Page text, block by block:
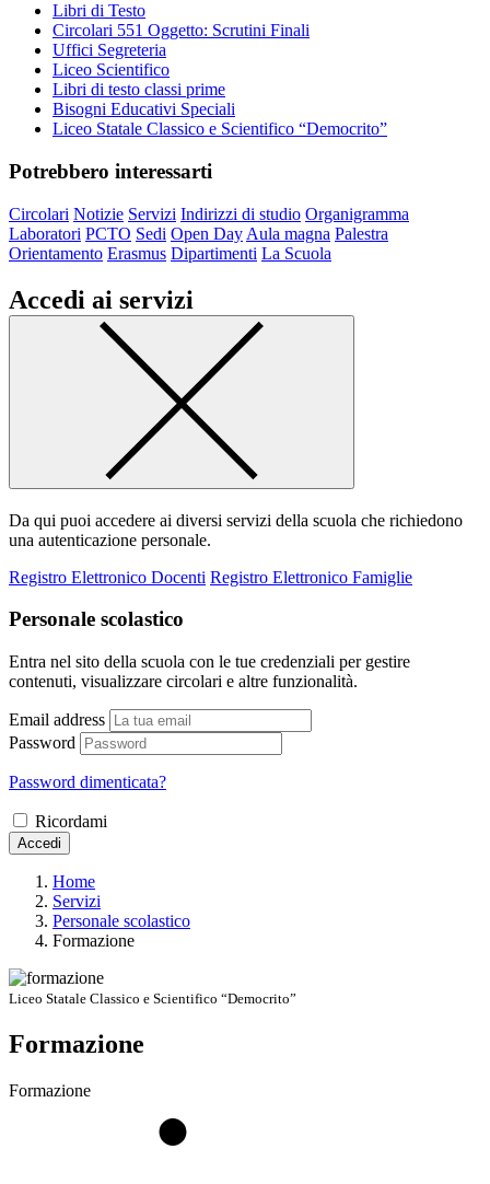
Libri di Testo
Circolari 551 Oggetto: Scrutini Finali
Uffici Segreteria
Liceo Scientifico
Libri di testo classi prime
Bisogni Educativi Speciali
Liceo Statale Classico e Scientifico “Democrito”
Potrebbero interessarti
Circolari Notizie Servizi Indirizzi di studio Organigramma
Laboratori PCTO Sedi Open Day Aula magna Palestra
Orientamento Erasmus Dipartimenti La Scuola
Accedi ai servizi
Da qui puoi accedere ai diversi servizi della scuola che richiedono
una autenticazione personale.
Registro Elettronico Docenti Registro Elettronico Famiglie
Personale scolastico
Entra nel sito della scuola con le tue credenziali per gestire
contenuti, visualizzare circolari e altre funzionalità.
Email address
Password
Password dimenticata?
Ricordami
Accedi
Home
Servizi
Personale scolastico
Formazione
Liceo Statale Classico e Scientifico “Democrito”
Formazione
Formazione